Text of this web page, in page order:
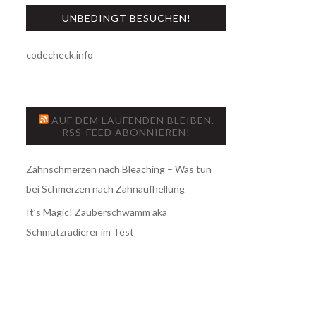
UNBEDINGT BESUCHEN!
codecheck.info
AUF DEM LAUFENDEN BLEIBEN.
RSS-FEED ABONNIEREN!
Zahnschmerzen nach Bleaching – Was tun
bei Schmerzen nach Zahnaufhellung
It’s Magic! Zauberschwamm aka
Schmutzradierer im Test